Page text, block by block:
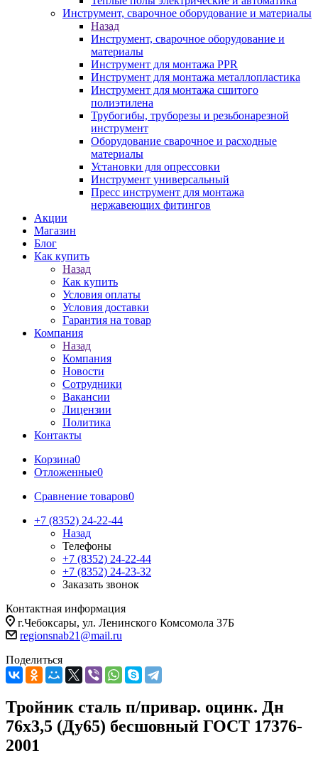
Инструмент, сварочное оборудование и материалы
Назад
Инструмент, сварочное оборудование и
материалы
Инструмент для монтажа PPR
Инструмент для монтажа металлопластика
Инструмент для монтажа сшитого
полиэтилена
Трубогибы, труборезы и резьбонарезной
инструмент
Оборудование сварочное и расходные
материалы
Установки для опрессовки
Инструмент универсальный
Пресс инструмент для монтажа
нержавеющих фитингов
Акции
Магазин
Блог
Как купить
Назад
Как купить
Условия оплаты
Условия доставки
Гарантия на товар
Компания
Назад
Компания
Новости
Сотрудники
Вакансии
Лицензии
Политика
Контакты
Корзина0
Отложенные0
Сравнение товаров0
+7 (8352) 24-22-44
Назад
Телефоны
+7 (8352) 24-22-44
+7 (8352) 24-23-32
Заказать звонок
Контактная информация
г.Чебоксары, ул. Ленинского Комсомола 37Б
regionsnab21@mail.ru
Поделиться
Тройник сталь п/привар. оцинк. Дн
76х3,5 (Ду65) бесшовный ГОСТ 17376-
2001